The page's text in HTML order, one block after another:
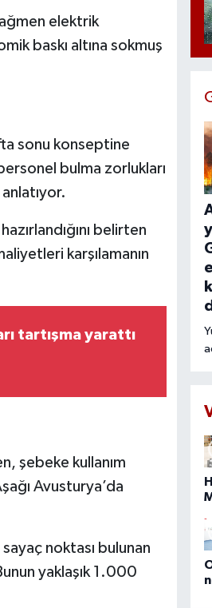
elektrik
baskı altına sokmuş
sonu konseptine
bulma zorlukları
belirten
karşılamanın
tartışma yarattı
şebeke kullanım
Avusturya’da
noktası bulunan
yaklaşık 1.000